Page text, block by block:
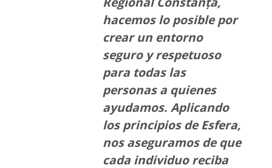
hacemos lo posible por
crear un entorno
seguro y respetuoso
para todas las
personas a quienes
ayudamos. Aplicando
los principios de Esfera,
nos aseguramos de que
cada individuo reciba